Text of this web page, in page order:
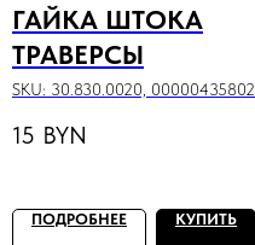
ГАЙКА ШТОКА
ТРАВЕРСЫ
SKU: 30.830.0020, 00000435802
15 BYN
ПОДРОБНЕЕ КУПИТЬ